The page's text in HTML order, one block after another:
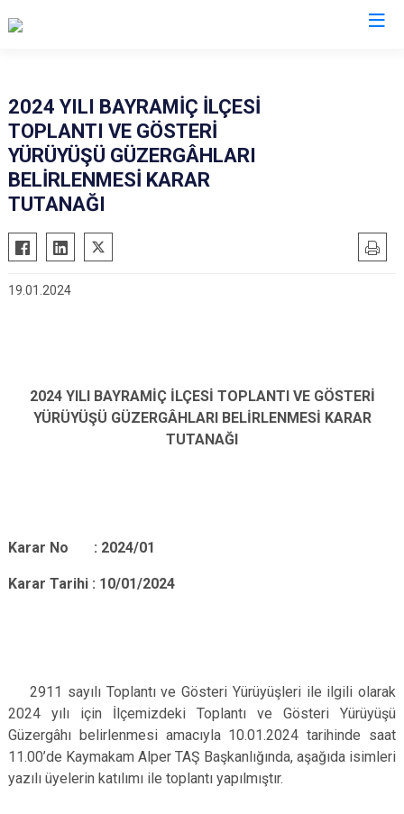
Ayvacık
Bayramiç
Biga
Çan
Eceabat
Ezine
2024 YILI BAYRAMİÇ İLÇESİ
TOPLANTI VE GÖSTERİ
YÜRÜYÜŞÜ GÜZERGÂHLARI
BELİRLENMESİ KARAR
TUTANAĞI
19.01.2024
2024 YILI BAYRAMİÇ İLÇESİ TOPLANTI VE GÖSTERİ
YÜRÜYÜŞÜ GÜZERGÂHLARI BELİRLENMESİ KARAR
TUTANAĞI
Karar No : 2024/01
Karar Tarihi : 10/01/2024
2911 sayılı Toplantı ve Gösteri Yürüyüşleri ile ilgili olarak
2024 yılı için İlçemizdeki Toplantı ve Gösteri Yürüyüşü
Güzergâhı belirlenmesi amacıyla 10.01.2024 tarihinde saat
11.00’de Kaymakam Alper TAŞ Başkanlığında, aşağıda isimleri
yazılı üyelerin katılımı ile toplantı yapılmıştır.